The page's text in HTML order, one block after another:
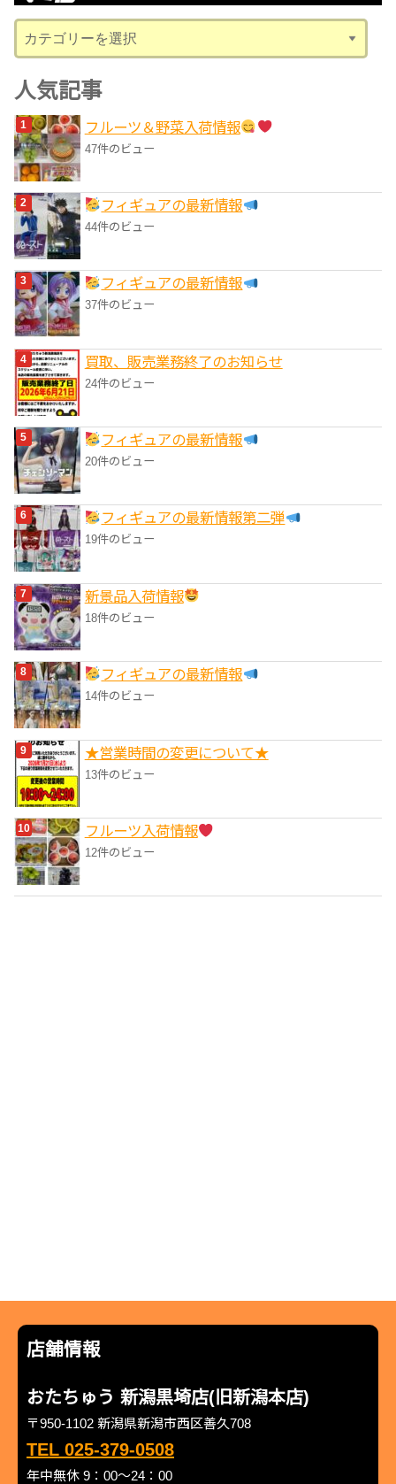
ブ
テ
ゴ
リ
ー
人気記事
フルーツ＆野菜入荷情報
47件のビュー
フィギュアの最新情報
44件のビュー
フィギュアの最新情報
37件のビュー
買取、販売業務終了のお知らせ
24件のビュー
フィギュアの最新情報
20件のビュー
フィギュアの最新情報第二弾
19件のビュー
‎新景品入荷情報
18件のビュー
フィギュアの最新情報
14件のビュー
★営業時間の変更について★
13件のビュー
フルーツ入荷情報
12件のビュー
店舗情報
おたちゅう 新潟黒埼店(旧新潟本店)
〒950-1102 新潟県新潟市西区善久708
TEL 025-379-0508
年中無休 9：00～24：00